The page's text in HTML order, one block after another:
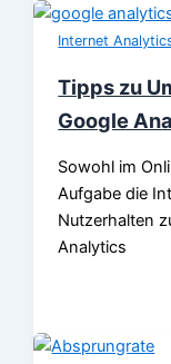
Internet
Tipps zu
Google
Sowohl im
Aufgabe die
Nutzerhalten
Analytics